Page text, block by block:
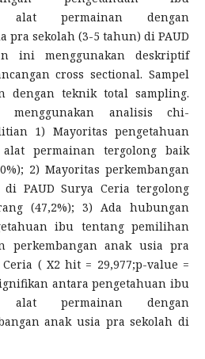
alat permainan dengan
pra sekolah (3-5 tahun) di PAUD
ini menggunakan deskriptif
cross sectional. Sampel
dengan teknik total sampling.
menggunakan analisis chi-
1) Mayoritas pengetahuan
permainan tergolong baik
2) Mayoritas perkembangan
PAUD Surya Ceria tergolong
(47,2%); 3) Ada hubungan
ibu tentang pemilihan
perkembangan anak usia pra
( X2 hit = 29,977;p-value =
antara pengetahuan ibu
alat permainan dengan
anak usia pra sekolah di